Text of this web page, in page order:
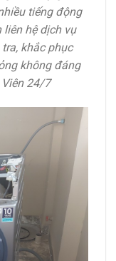
tiếng động
liên hệ dịch vụ
khắc phục
không đáng
24/7